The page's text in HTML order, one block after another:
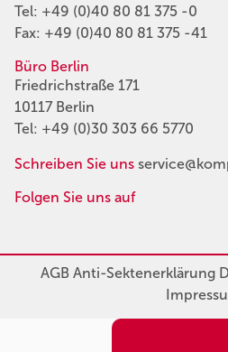
Tel: +49 (0)40 80 81 375 -0
Fax: +49 (0)40 80 81 375 -41
Büro Berlin
Friedrichstraße 171
10117 Berlin
Tel: +49 (0)30 303 66 5770
Schreiben Sie uns
Folgen Sie uns auf
AGBAnti-Sektenerklärung